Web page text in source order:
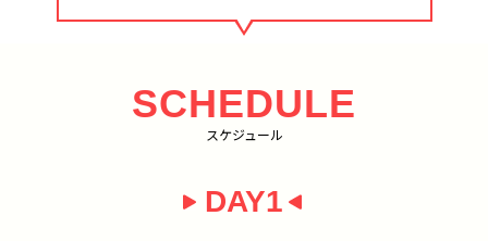
SCHEDULE
スケジュール
DAY1